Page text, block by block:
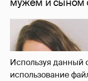
Используя данный
использование